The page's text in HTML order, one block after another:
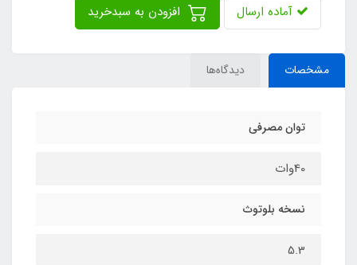
آماده ارسال
مشخصات دیدگاه‌ها
توان مصرفی
40وات
نسخه بلوتوث
5.3